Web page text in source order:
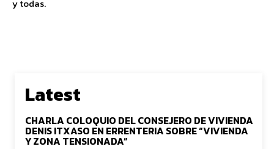
y todas.
Latest
CHARLA COLOQUIO DEL CONSEJERO DE VIVIENDA
DENIS ITXASO EN ERRENTERIA SOBRE “VIVIENDA
Y ZONA TENSIONADA”